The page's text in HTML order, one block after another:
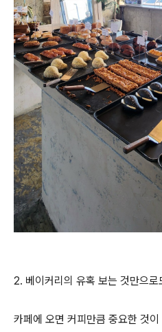
2. 베이커리의 유혹 보는 것만으
카페에 오면 커피만큼 중요한 것